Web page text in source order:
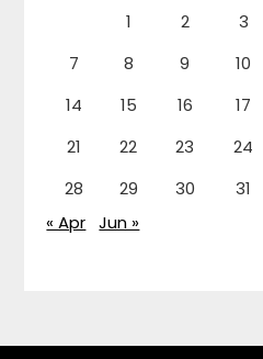
1
2 3
7
8 9 10
14
15 16 17
21
22 23 24
28
29 30
31
« Apr Jun »